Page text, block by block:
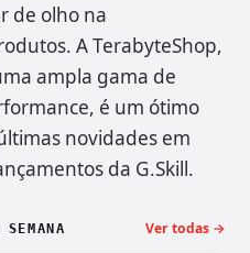
de olho na
A TerabyteShop,
ampla gama de
é um ótimo
novidades em
da G.Skill.
Ver todas →